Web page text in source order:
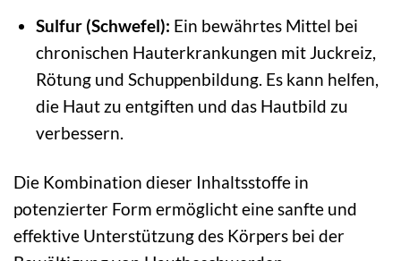
Sulfur (Schwefel): Ein bewährtes Mittel bei
chronischen Hauterkrankungen mit Juckreiz,
Rötung und Schuppenbildung. Es kann helfen,
die Haut zu entgiften und das Hautbild zu
verbessern.
Die Kombination dieser Inhaltsstoffe in
potenzierter Form ermöglicht eine sanfte und
effektive Unterstützung des Körpers bei der